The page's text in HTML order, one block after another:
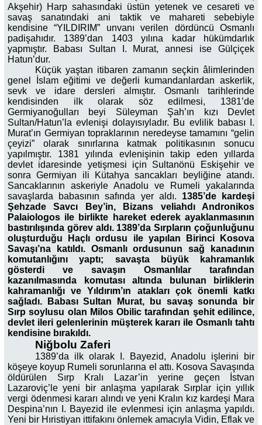
Akşehir) Harp sahasındaki üstün yetenek ve cesareti ve
savaş sanatındaki ani taktik ve mahareti sebebiyle
kendisine “YILDIRIM” unvanı verilen dördüncü Osmanlı
padişahıdır. 1389’dan 1403 yılına kadar hükümdarlık
yapmıştır. Babası Sultan I. Murat, annesi ise Gülçiçek
Hatun’dur.
Küçük yaştan itibaren zamanın seçkin âlimlerinden
genel İslam eğitimi ve değerli kumandanlardan askerlik,
sevk ve idare dersleri almıştır. Osmanlı tarihlerinde
kendisinden ilk olarak söz edilmesi, 1381’de
Germiyanoğulları beyi Süleyman Şah’ın kızı Devlet
Sultan/Hatun’la evlenişi dolayısıyladır. Bu evlilik babası I.
Murat’ın Germiyan topraklarının neredeyse tamamını “gelin
çeyizi” olarak sınırlarına katmak politikasının sonucu
yapılmıştır. 1381 yılında evlenişinin takip eden yıllarda
devlet idaresinde yetişmesi için Sultanönü Eskişehir ve
sonra Germiyan ili Kütahya sancakları beyliğine atandı.
Sancaklarının askeriyle Anadolu ve Rumeli yakalarında
savaşlarda babasının safında yer aldı. 1385’de kardeşi
Şehzade Savcı Bey’in, Bizans veliahdı Andronikos
Palaiologos ile birlikte hareket ederek ayaklanmasının
bastırılışında görev aldı. 1389’da Sırpların çoğunluğunu
oluşturduğu Haçlı ordusu ile yapılan Birinci Kosova
Savaşı’na katıldı. Osmanlı ordusunun sağ kanadının
komutanlığını yaptı; savaşta büyük kahramanlık
gösterdi ve savaşın Osmanlılar tarafından
kazanılmasında komutası altında bulunan birliklerin
kahramanlığı ve Yıldırım’ın atakları çok önemli katkı
sağladı. Babası Sultan Murat, bu savaş sonunda bir
Sırp soylusu olan Milos Obilic tarafından şehit edilince,
devlet ileri gelenlerinin müşterek kararı ile Osmanlı tahtı
kendisine bırakıldı.
Niğbolu Zaferi
1389’da ilk olarak I. Bayezid, Anadolu işlerini bir
köşeye koyup Rumeli sorunlarına el attı. Kosova Savaşında
öldürülen Sırp Kralı Lazar’in yerine geçen İstvan
Lazaroviç’le yeni bir anlaşma yapılarak Sırplar için yıllık
vergi ödenmesi kararı alındı ve yeni Kralın kız kardeşi Mara
Despina’nın I. Bayezid ile evlenmesi için anlaşma yapıldı.
Yeni bir Hıristiyan ittifakını önlemek amacıyla Vidin, Eflak ve